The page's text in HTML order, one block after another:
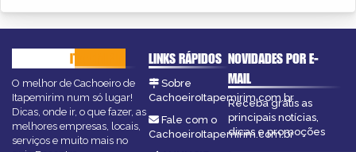
ITAPEMIRIM
O melhor de Cachoeiro de
Itapemirim num só lugar!
Dicas, onde ir, o que fazer, as
melhores empresas, locais,
serviços e muito mais no
LINKS RÁPIDOS
Sobre
CachoeiroItapemirim.com.br
Fale com o
CachoeiroItapemirim.com.br
NOVIDADES POR E-
MAIL
Receba grátis as
principais notícias,
dicas e promoções